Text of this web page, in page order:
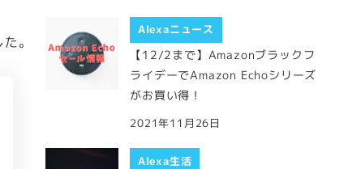
。
Alexaニュース
【12/2まで】Amazonブラックフ
ライデーでAmazon Echoシリーズ
がお買い得！
2021年11月26日
Alexa生活